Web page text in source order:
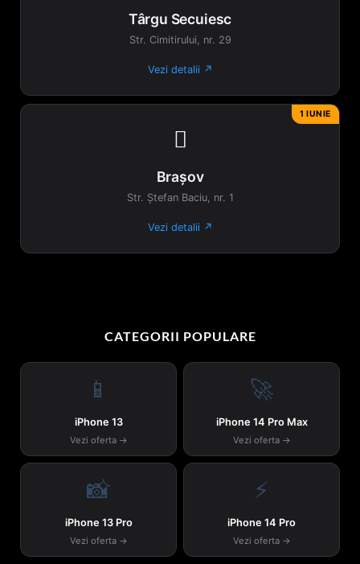
Târgu Secuiesc
Str. Cimitirului, nr. 29
Vezi detalii ↗
1 IUNIE

Brașov
Str. Ștefan Baciu, nr. 1
Vezi detalii ↗
CATEGORII POPULARE
📱
iPhone 13
Vezi oferta →
🚀
iPhone 14 Pro Max
Vezi oferta →
📸
iPhone 13 Pro
Vezi oferta →
⚡
iPhone 14 Pro
Vezi oferta →